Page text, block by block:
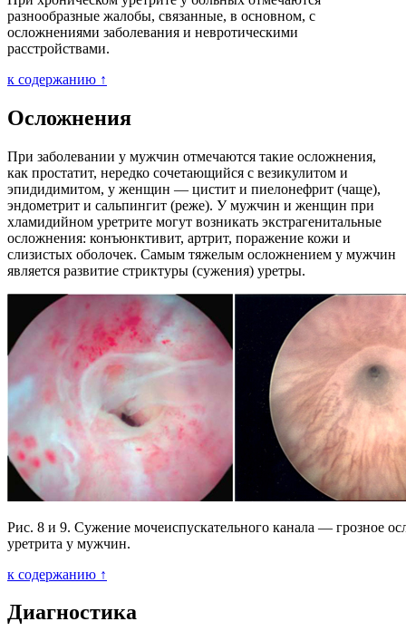
разнообразные жалобы, связанные, в основном, с
осложнениями заболевания и невротическими
расстройствами.
к содержанию ↑
Осложнения
При заболевании у мужчин отмечаются такие осложнения,
как простатит, нередко сочетающийся с везикулитом и
эпидидимитом, у женщин — цистит и пиелонефрит (чаще),
эндометрит и сальпингит (реже). У мужчин и женщин при
хламидийном уретрите могут возникать экстрагенитальные
осложнения: конъюнктивит, артрит, поражение кожи и
слизистых оболочек. Самым тяжелым осложнением у мужчин
является развитие стриктуры (сужения) уретры.
Рис. 8 и 9. Сужение мочеиспускательного канала — грозное
уретрита у мужчин.
к содержанию ↑
Диагностика